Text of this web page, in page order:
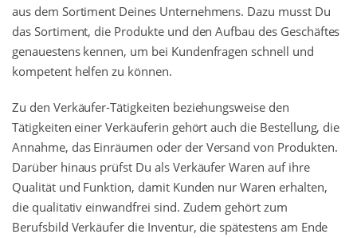
aus dem Sortiment Deines Unternehmens. Dazu musst Du
das Sortiment, die Produkte und den Aufbau des Geschäftes
genauestens kennen, um bei Kundenfragen schnell und
kompetent helfen zu können.
Zu den Verkäufer-Tätigkeiten beziehungsweise den
Tätigkeiten einer Verkäuferin gehört auch die Bestellung, die
Annahme, das Einräumen oder der Versand von Produkten.
Darüber hinaus prüfst Du als Verkäufer Waren auf ihre
Qualität und Funktion, damit Kunden nur Waren erhalten,
die qualitativ einwandfrei sind. Zudem gehört zum
Berufsbild Verkäufer die Inventur, die spätestens am Ende